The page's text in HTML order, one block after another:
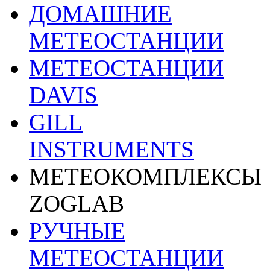
ДОМАШНИЕ
МЕТЕОСТАНЦИИ
МЕТЕОСТАНЦИИ
DAVIS
GILL
INSTRUMENTS
МЕТЕОКОМПЛЕКСЫ
ZOGLAB
РУЧНЫЕ
МЕТЕОСТАНЦИИ